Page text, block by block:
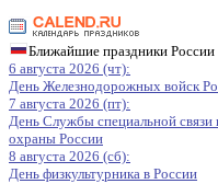
Ближайшие праздники России
6 августа 2026 (чт):
День Железнодорожных войск
7 августа 2026 (пт):
День Службы специальной
охраны России
8 августа 2026 (сб):
День физкультурника в России